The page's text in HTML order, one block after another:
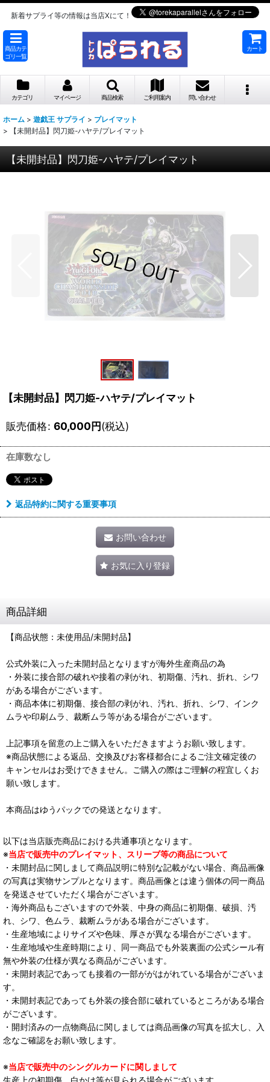
新着サプライ等の情報は当店Xにて！
商品カテ
ゴリ一覧
カート
カテゴリ マイページ 商品検索 ご利用案内 問い合わせ
ホーム > 遊戯王 サプライ > プレイマット
>
【未開封品】閃刀姫-ハヤテ/プレイマット
【未開封品】閃刀姫-ハヤテ/プレイマット
【未開封品】閃刀姫-ハヤテ/プレイマット
販売価格: 60,000円(税込)
在庫数なし
返品特約に関する重要事項
お問い合わせ
お気に入り登録
商品詳細
【商品状態：未使用品/未開封品】
公式外装に入った未開封品となりますが海外生産商品の為
・外装に接合部の破れや接着の剥がれ、初期傷、汚れ、折れ、シワ
がある場合がございます。
・商品本体に初期傷、接合部の剥がれ、汚れ、折れ、シワ、インク
ムラや印刷ムラ、裁断ムラ等がある場合がございます。
上記事項を留意の上ご購入をいただきますようお願い致します。
※商品状態による返品、交換及びお客様都合によるご注文確定後の
キャンセルはお受けできません。ご購入の際はご理解の程宜しくお
願い致します。
本商品はゆうパックでの発送となります。
以下は当店販売商品における共通事項となります。
※当店で販売中のプレイマット、スリーブ等の商品について
・未開封品に関しまして商品説明に特別な記載がない場合、商品画像
の写真は実物サンプルとなります。商品画像とは違う個体の同一商品
を発送させていただく場合がございます。
・海外商品もございますので外装、中身の商品に初期傷、破損、汚
れ、シワ、色ムラ、裁断ムラがある場合がございます。
・生産地域によりサイズや色味、厚さが異なる場合がございます。
・生産地域や生産時期により、同一商品でも外装裏面の公式シール有
無や外装の仕様が異なる商品がございます。
・未開封表記であっても接着の一部ががはがれている場合がございま
す。
・未開封表記であっても外装の接合部に破れているところがある場合
がございます。
・開封済みの一点物商品に関しましては商品画像の写真を拡大し、入
念なご確認をお願い致します。
※当店で販売中のシングルカードに関しまして
生産上の初期傷、白かけ等が見られる場合がございます。